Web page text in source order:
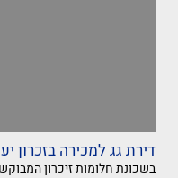
דירת גג למכירה בזכרון
בשכונת חלומות זיכרון